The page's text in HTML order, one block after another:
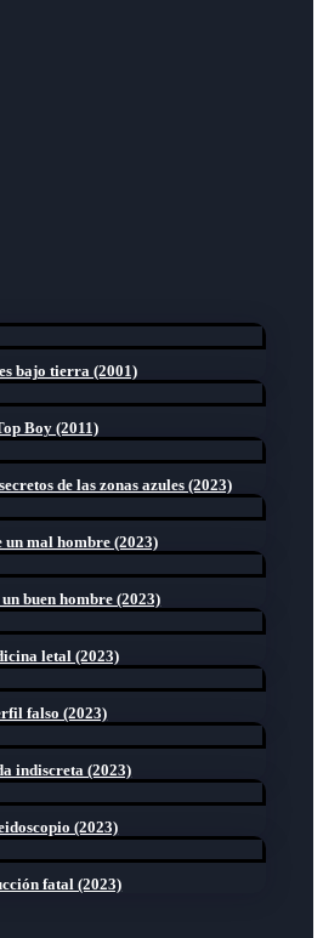
bajo tierra (2001)
Boy (2011)
de las zonas azules (2023)
un mal hombre (2023)
un buen hombre (2023)
letal (2023)
falso (2023)
indiscreta (2023)
(2023)
fatal (2023)